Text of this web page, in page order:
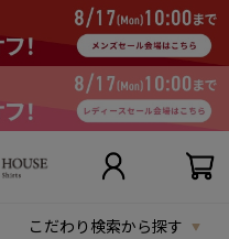
こだわり検索から探す